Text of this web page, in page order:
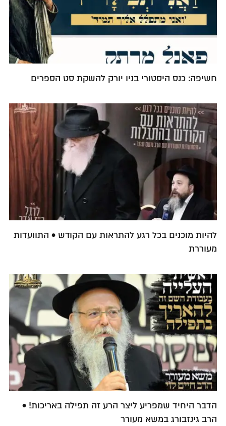
חשיפה: כנס היסטורי בניו יורק להשקת סט הספרים
להיות מוכנים בכל רגע להתראות עם הקודש • התוועדות
מעוררת
הדבר היחיד שמפריע ליצר הרע זה תפילה באריכות! •
הרב גינזבורג במשא מעורר